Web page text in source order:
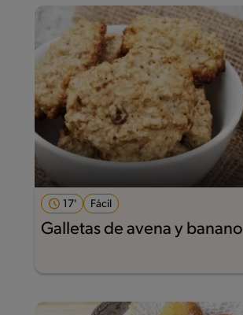
17' Fácil
Galletas de avena y banano